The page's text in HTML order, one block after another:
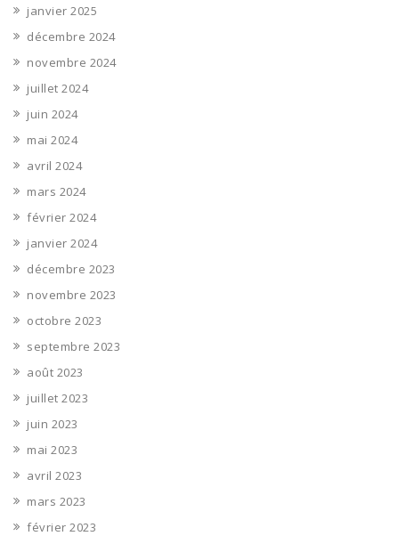
janvier 2025
décembre 2024
novembre 2024
juillet 2024
juin 2024
mai 2024
avril 2024
mars 2024
février 2024
janvier 2024
décembre 2023
novembre 2023
octobre 2023
septembre 2023
août 2023
juillet 2023
juin 2023
mai 2023
avril 2023
mars 2023
février 2023